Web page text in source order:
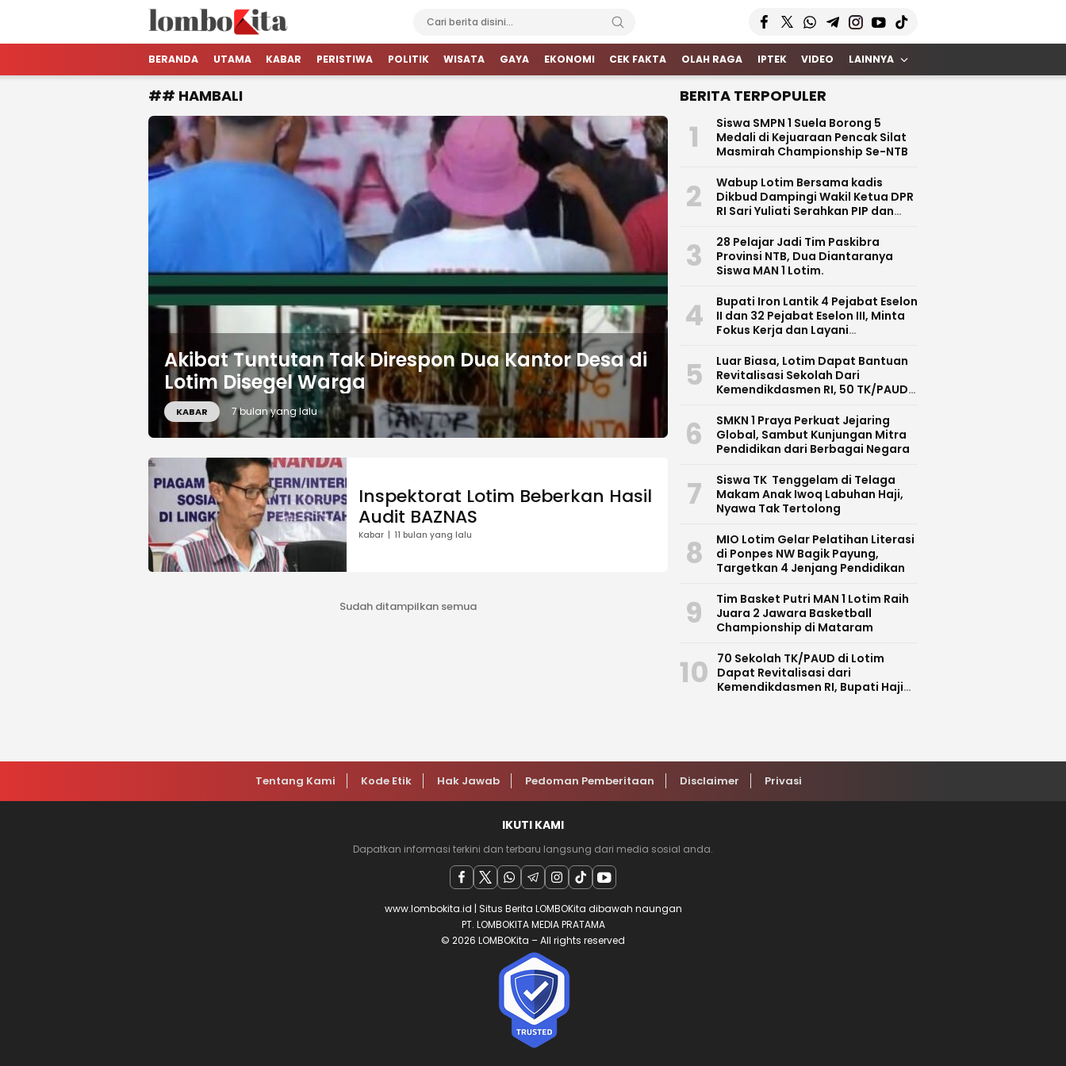
LOMBOKita
Media Berita Online dari Lombok
BERANDA UTAMA KABAR PERISTIWA POLITIK WISATA GAYA EKONOMI CEK FAKTA OLAH RAGA IPTEK VIDEO LAINNYA
## HAMBALI
Akibat Tuntutan Tak Direspon Dua Kantor Desa di
Lotim Disegel Warga
KABAR 7 bulan yang lalu
Inspektorat Lotim Beberkan Hasil
Audit BAZNAS
Kabar 11 bulan yang lalu
Sudah ditampilkan semua
BERITA TERPOPULER
1
Siswa SMPN 1 Suela Borong 5
Medali di Kejuaraan Pencak Silat
Masmirah Championship Se-NTB
2
Wabup Lotim Bersama kadis
Dikbud Dampingi Wakil Ketua DPR
RI Sari Yuliati Serahkan PIP dan
SDN 1 Kotaraja
3
28 Pelajar Jadi Tim Paskibra
Provinsi NTB, Dua Diantaranya
Siswa MAN 1 Lotim.
4
Bupati Iron Lantik 4 Pejabat Eselon
II dan 32 Pejabat Eselon III, Minta
Fokus Kerja dan Layani
5
Luar Biasa, Lotim Dapat Bantuan
Revitalisasi Sekolah Dari
Kemendikdasmen RI, 50 TK/PAUD
6
SMKN 1 Praya Perkuat Jejaring
Global, Sambut Kunjungan Mitra
Pendidikan dari Berbagai Negara
7
Siswa TK Tenggelam di Telaga
Makam Anak Iwoq Labuhan Haji,
Nyawa Tak Tertolong
8
MIO Lotim Gelar Pelatihan Literasi
di Ponpes NW Bagik Payung,
Targetkan 4 Jenjang Pendidikan
9
Tim Basket Putri MAN 1 Lotim Raih
Juara 2 Jawara Basketball
Championship di Mataram
10
70 Sekolah TK/PAUD di Lotim
Dapat Revitalisasi dari
Kemendikdasmen RI, Bupati Haji
Tentang Kami Kode Etik Hak Jawab Pedoman Pemberitaan Disclaimer Privasi
IKUTI KAMI
Dapatkan informasi terkini dan terbaru langsung dari media sosial anda.
www.lombokita.id | Situs Berita LOMBOKita dibawah naungan
PT. LOMBOKITA MEDIA PRATAMA
© 2026 LOMBOKita – All rights reserved